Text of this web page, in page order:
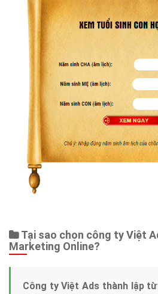
Tại sao chọn công ty Việt
Marketing Online?
Công ty Việt Ads thành lập